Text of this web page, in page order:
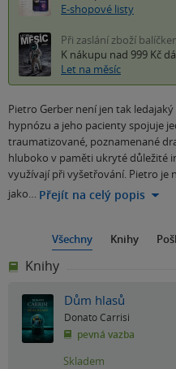
E-shopové listy
Při zaslání zboží
K nákupu nad 999 Kč
Let na měsíc
Pietro Gerber není jen tak
hypnózu a jeho pacienty spojuje
traumatizované, poznamenané
hluboko v paměti ukryté důležité
využívají při vyšetřování. Pietro je
jako… Přejít na celý popis
Všechny Knihy
Knihy
Dům hlasů
Donato Carrisi
pevná vazba
Skladem